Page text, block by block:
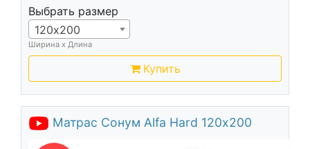
Выбрать размер
120х200
Ширина х Длина
Купить
Матрас Сонум Alfa Hard 120х200